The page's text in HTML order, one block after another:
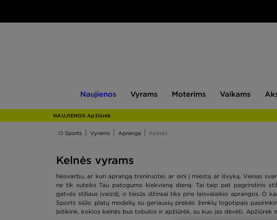
Naujienos Vyrams Moterims Vaikams
NAUJIENOS Apžiūrėk
JD Sports Vyrams Apranga Kelnės
Kelnės vyrams
Nesvarbu, ar kuri aprangą treniruotei, ar eini į miestą ar išvyką. Vienas
ne tik suteiks Tau patogumo kiekvieną dieną. Tai taip pat pagrindinis
gatvės stiliaus įvaizdį, o tiesūs džinsai tiks prie laisvalaikio aprangos. O
Sports siūlo platų modelių su geriausių prekės ženklų logotipais
Įsitikink, kokios kelnės bus tobulos ir apžiūrėk, su kuo jas dėvėti. Apžiūrėk